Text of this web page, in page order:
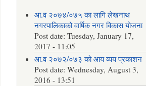
आ.व २०७४/०७५ का लागि लेखनाथ
नगरपालिकाको वार्षिक नगर विकास योजना
Post date:Tuesday, January 17,
2017 - 11:05
आ.व २०७२/०७३ को आय व्यय प्रकाशन
Post date:Wednesday, August 3,
2016 - 13:51